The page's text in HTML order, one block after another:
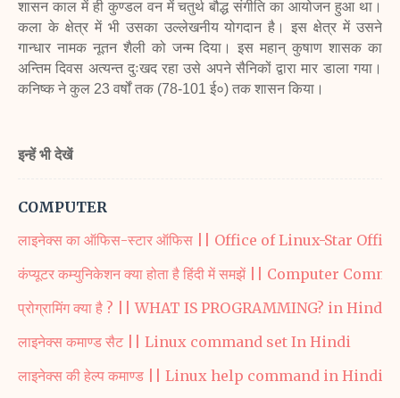
शासन काल में ही कुण्डल वन में चतुर्थ बौद्ध संगीति का आयोजन हुआ था।
कला के क्षेत्र में भी उसका उल्लेखनीय योगदान है। इस क्षेत्र में उसने
गान्धार नामक नूतन शैली को जन्म दिया। इस महान् कुषाण शासक का
अन्तिम दिवस अत्यन्त दुःखद रहा उसे अपने सैनिकों द्वारा मार डाला गया।
कनिष्क ने कुल 23 वर्षोंतक (78-101 ई०) तक शासन किया।
इन्हें भी देखें
COMPUTER
लाइनेक्स का ऑफिस-स्टार ऑफिस || Office of Linux-Star
कंप्यूटर कम्युनिकेशन क्या होता है हिंदी में समझें || Computer
प्रोग्रामिंग क्या है ? || WHAT IS PROGRAMMING? in Hindi
लाइनेक्स कमाण्ड सैट || Linux command set In Hindi
लाइनेक्स की हेल्प कमाण्ड || Linux help command in Hindi